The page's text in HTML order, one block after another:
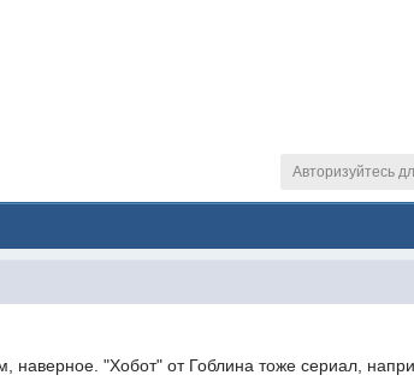
Авторизуйтесь
наверное. "Хобот" от Гоблина тоже сериал,